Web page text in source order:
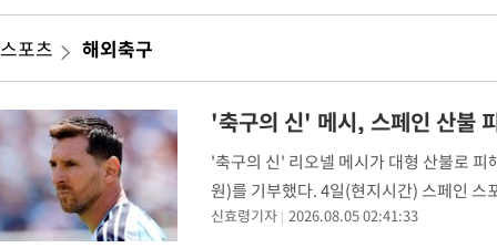
2시간 전 >日방위성, 北이 동해로 쏜 발사체는 탄도미사일 가능성
2시간 전 > [속보] SKT, 에이닷 서비스 장애 발생…"원인 파악 중"
2시간 전 >'낮 최고 39도' 불볕더위…한밤 열대야도 계속[내일날씨]
2시간 전 >[속보]7~9일 프로야구 3연전도 폭염 취소…11일 재개
2시간 전 >"韓 외환시장 개입 관측 배경엔 美의 대한국 무역적자 있어"
3시간 전 >'월드컵 탈락 후폭풍' 축구협회…초유의 압수수색에 '충격·당황'
3시간 전 >서울 낮 37.9도, 올여름 최고치 경신…영등포 순간 '40도'
스포츠 해외축구
'축구의 신' 메시, 스페인 산불
'축구의 신' 리오넬 메시가 대형 산불로
원)를 기부했다. 4일(현지시간) 스페인 스
스(X·옛 트위터)를 통해 메시의 기부 소
신효령기자 2026.08.05 02:41:33